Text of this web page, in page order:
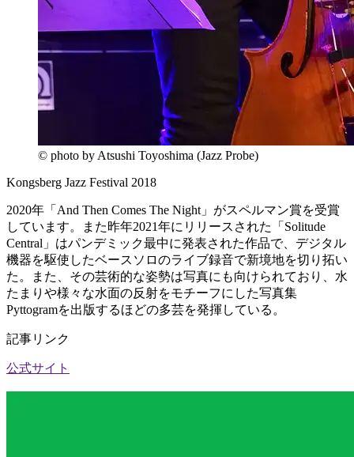
© photo by Atsushi Toyoshima (Jazz Probe)
Kongsberg Jazz Festival 2018
2020年「And Then Comes The Night」がスペルマン賞を受賞
しています。また昨年2021年にリリースされた「Solitude
Central」はパンデミック最中に発表された作品で、デジタル
機器を駆使したベースソロのライブ録音で新境地を切り拓い
た。また、その芸術的な姿勢は写真にも向けられており、水
たまりや様々な水面の反射をモチーフにした写真集
Pyttogramを出版するほどの多芸を発揮している。
記事リンク
公式サイト